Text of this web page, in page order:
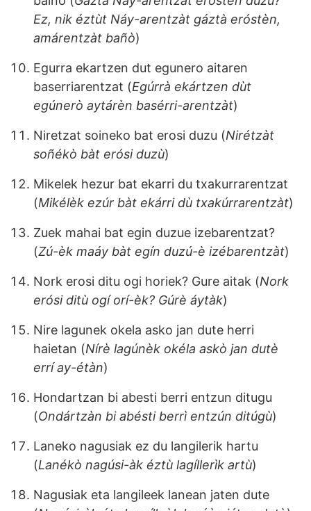
Ez, nik éztùt Náy-arentzàt gáztà eróstèn,
amárentzàt bañò)
Egurra ekartzen dut egunero aitaren
baserriarentzat (Egúrrà ekártzen dùt
egúnerò aytárèn basérri-arentzàt)
Niretzat soineko bat erosi duzu (Nirétzàt
soñékò bàt erósi duzù)
Mikelek hezur bat ekarri du txakurrarentzat
(Mikélèk ezúr bàt ekárri dù txakúrrarentzàt)
Zuek mahai bat egin duzue izebarentzat?
(Zú-èk maáy bàt egín duzú-è izébarentzàt)
Nork erosi ditu ogi horiek? Gure aitak (Nork
erósi ditù ogí orí-èk? Gúrè áytàk)
Nire lagunek okela asko jan dute herri
haietan (Nírè lagúnèk okéla askò jan dutè
errí ay-étàn)
Hondartzan bi abesti berri entzun ditugu
(Ondártzàn bi abésti berrì entzún ditúgù)
Laneko nagusiak ez du langilerik hartu
(Lanékò nagúsi-àk éztù lagíllerìk artù)
Nagusiak eta langileek lanean jaten dute